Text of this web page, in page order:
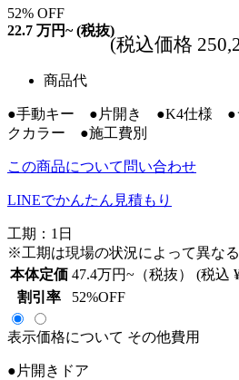
52% OFF
22.7 万円~(税抜)
(税込価格
商品代
●手動キー ●片開き ●K4仕様 ●
クカラー ●施工費別
この商品について問い合わせ
LINEでかんたん見積もり
工期：1日
※工期は現場の状況によって異なる
本体定価 47.4万円~（税抜）
(税込
割引率
52%OFF
表示価格について その他費用
●片開きドア